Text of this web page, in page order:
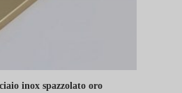
inox spazzolato oro